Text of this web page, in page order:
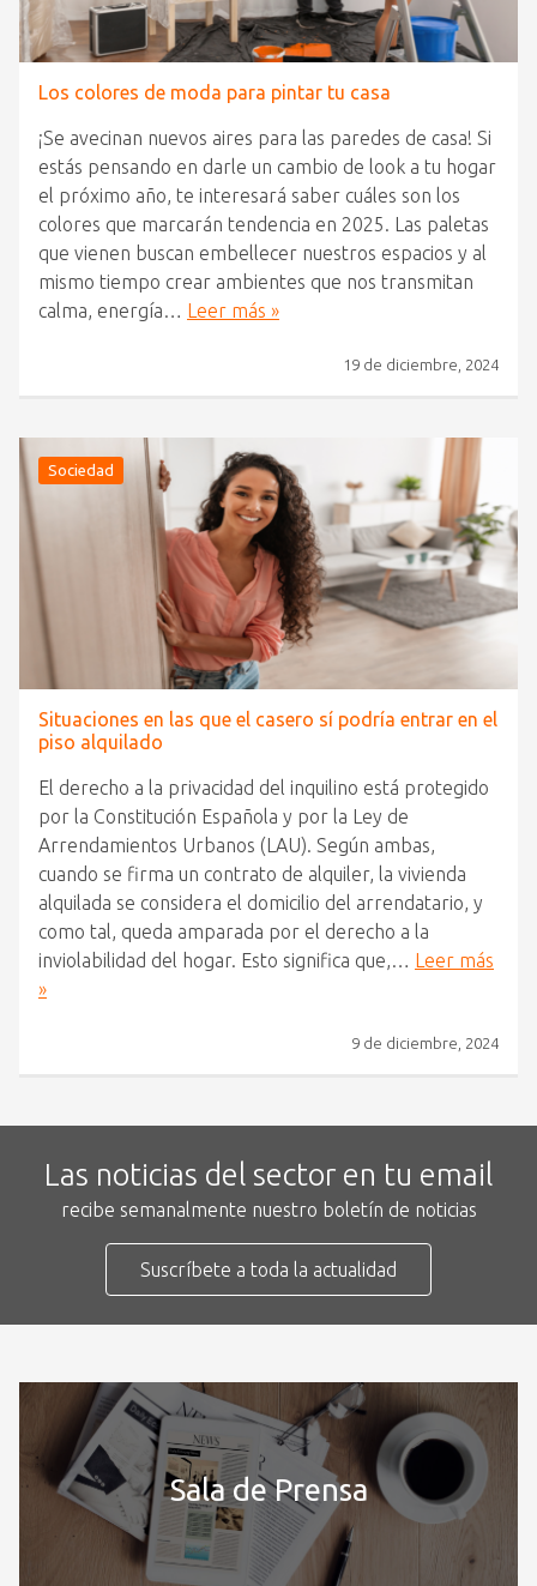
Los colores de moda para pintar tu casa
¡Se avecinan nuevos aires para las paredes de casa! Si
estás pensando en darle un cambio de look a tu hogar
el próximo año, te interesará saber cuáles son los
colores que marcarán tendencia en 2025. Las paletas
que vienen buscan embellecer nuestros espacios y al
mismo tiempo crear ambientes que nos transmitan
calma, energía… Leer más »
19 de diciembre, 2024
Sociedad
Situaciones en las que el casero sí podría entrar en el
piso alquilado
El derecho a la privacidad del inquilino está protegido
por la Constitución Española y por la Ley de
Arrendamientos Urbanos (LAU). Según ambas,
cuando se firma un contrato de alquiler, la vivienda
alquilada se considera el domicilio del arrendatario, y
como tal, queda amparada por el derecho a la
inviolabilidad del hogar. Esto significa que,… Leer más
»
9 de diciembre, 2024
Las noticias del sector en tu email
recibe semanalmente nuestro boletín de noticias
Suscríbete a toda la actualidad
Sala de Prensa